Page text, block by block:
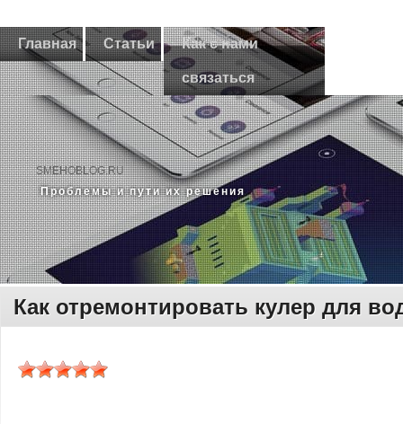
Главная Статьи Как с нами
связаться
SMEHOBLOG.RU
Прοблемы и пути их решения
Как отремонтировать кулер для